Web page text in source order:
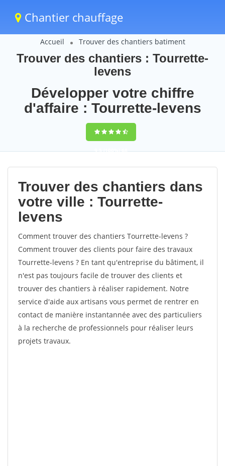
Chantier chauffage
Accueil Trouver des chantiers batiment
Trouver des chantiers : Tourrette-
levens
Développer votre chiffre
d'affaire : Tourrette-levens
9,5(100%)68
votes
Trouver des chantiers dans
votre ville : Tourrette-
levens
Comment trouver des chantiers Tourrette-levens ?
Comment trouver des clients pour faire des travaux
Tourrette-levens ? En tant qu'entreprise du bâtiment, il
n'est pas toujours facile de trouver des clients et
trouver des chantiers à réaliser rapidement. Notre
service d'aide aux artisans vous permet de rentrer en
contact de manière instantannée avec des particuliers
à la recherche de professionnels pour réaliser leurs
projets travaux.